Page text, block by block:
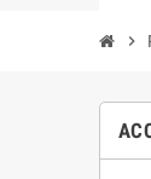
chevron_right